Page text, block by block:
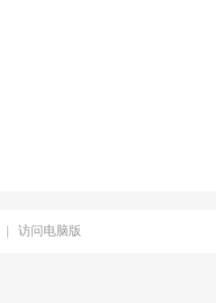
访问电脑版